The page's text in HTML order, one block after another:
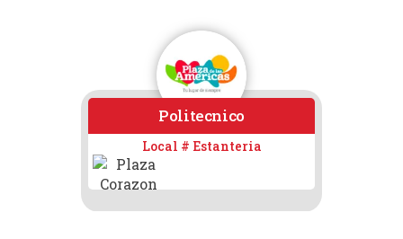
Politecnico
Local # Estanteria